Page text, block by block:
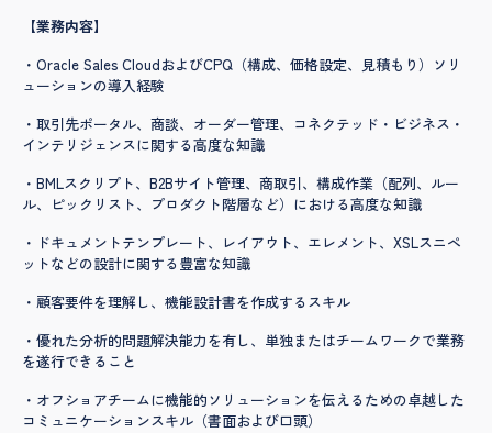
【業務内容】
・Oracle Sales CloudおよびCPQ（構成、価格設定、見積もり）ソリ
ューションの導入経験
・取引先ポータル、商談、オーダー管理、コネクテッド・ビジネス・
インテリジェンスに関する高度な知識
・BMLスクリプト、B2Bサイト管理、商取引、構成作業（配列、ルー
ル、ピックリスト、プロダクト階層など）における高度な知識
・ドキュメントテンプレート、レイアウト、エレメント、XSLスニペ
ットなどの設計に関する豊富な知識
・顧客要件を理解し、機能設計書を作成するスキル
・優れた分析的問題解決能力を有し、単独またはチームワークで業務
を遂行できること
・オフショアチームに機能的ソリューションを伝えるための卓越した
コミュニケーションスキル（書面および口頭）